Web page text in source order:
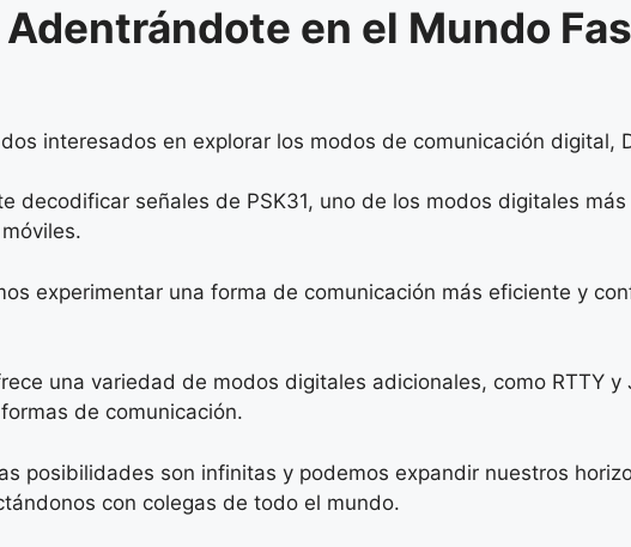
Adentrándote en el Mundo
interesados en explorar los modos de comunicación digital,
decodificar señales de PSK31, uno de los modos digitales
experimentar una forma de comunicación más eficiente y
una variedad de modos digitales adicionales, como RTTY
de comunicación.
posibilidades son infinitas y podemos expandir nuestros
con colegas de todo el mundo.